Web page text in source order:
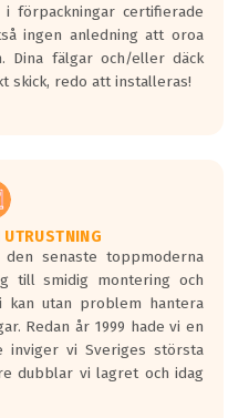
förpackningar certifierade
ingen anledning att oroa
Dina fälgar och/eller däck
skick, redo att installeras!
senaste toppmoderna
till smidig montering och
utan problem hantera
Redan år 1999 hade vi en
inviger vi Sveriges största
dubblar vi lagret och idag